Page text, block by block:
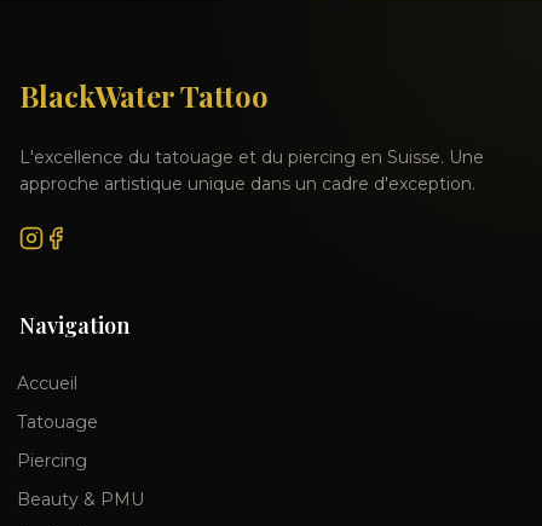
BlackWater Tattoo
L'excellence du tatouage et du piercing en Suisse. Une
approche artistique unique dans un cadre d'exception.
Navigation
Accueil
Tatouage
Piercing
Beauty & PMU